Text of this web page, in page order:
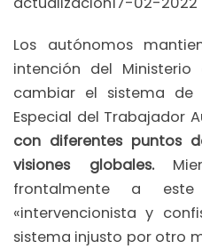
Los autónomos
intención del
cambiar el sistema de
Especial del Trabajador
con diferentes puntos
visiones globales.
frontalmente a
«intervencionista y
sistema injusto por otro